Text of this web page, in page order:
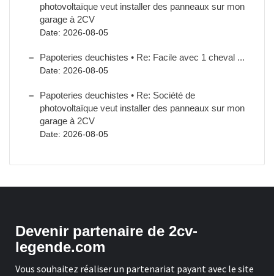
photovoltaïque veut installer des panneaux sur mon
garage à 2CV
Date: 2026-08-05
Papoteries deuchistes • Re: Facile avec 1 cheval ...
Date: 2026-08-05
Papoteries deuchistes • Re: Société de
photovoltaïque veut installer des panneaux sur mon
garage à 2CV
Date: 2026-08-05
Devenir partenaire de 2cv-
legende.com
Vous souhaitez réaliser un partenariat payant avec le site